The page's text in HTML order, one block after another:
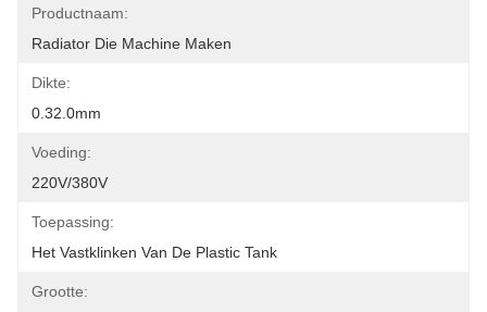
Productnaam:
Radiator Die Machine Maken
Dikte:
0.32.0mm
Voeding:
220V/380V
Toepassing:
Het Vastklinken Van De Plastic Tank
Grootte: